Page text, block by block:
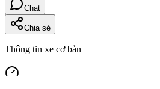
Chat
Chia sẻ
Thông tin xe cơ bản